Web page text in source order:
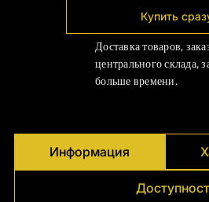
Купить
Доставка товаров,
центрального склада,
больше времени.
Информация